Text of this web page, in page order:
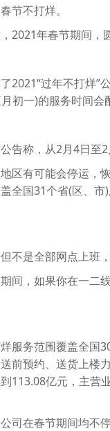
节不打烊。
2021年春节期间，
2021“过年不打烊
初一)的服务时间会
告称，从2月4日至
区有可能会停运，
全国31个省(区、
不是全部网点上班
间，如果你在一二
服务范围覆盖全国
前预约、送货上楼
113.08亿元，主营
司在春节期间均不停